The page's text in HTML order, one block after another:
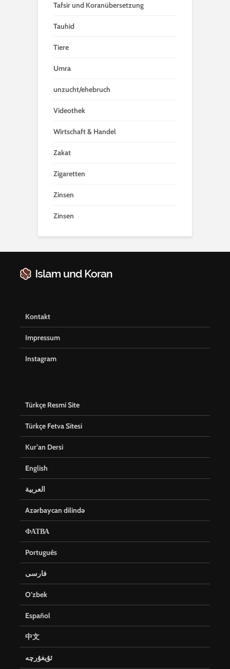
Tafsir und Koranübersetzung
Tauhid
Tiere
Umra
unzucht/ehebruch
Videothek
Wirtschaft & Handel
Zakat
Zigaretten
Zinsen
Zinsen
Kontakt
Impressum
Instagram
Türkçe Resmi Site
Türkçe Fetva Sitesi
Kur’an Dersi
English
العربية
Azərbaycan dilində
ФАТВА
Português
فارسی
O’zbek
Español
中文
ئۇيغۇرچە